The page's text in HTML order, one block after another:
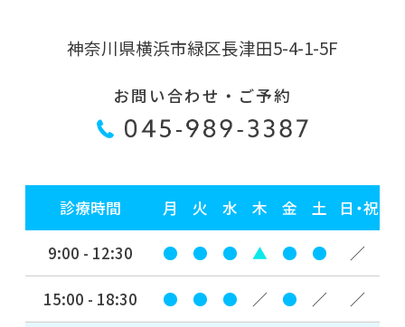
ただ平和のためだけに
2022年06月06日
そこに AI はあるんか？
2022年05月23日
FIRE！
2022年03月03日
3月3日の世界に
神奈川県横浜市緑区長津田5-4-1-5F
お問い合わせ・ご予約
診療時間 月 火 水 木 金 土 日・祝
9:00 - 12:30 ● ● ● ▲ ● ● ／
15:00 - 18:30 ● ● ● ／ ● ／
／